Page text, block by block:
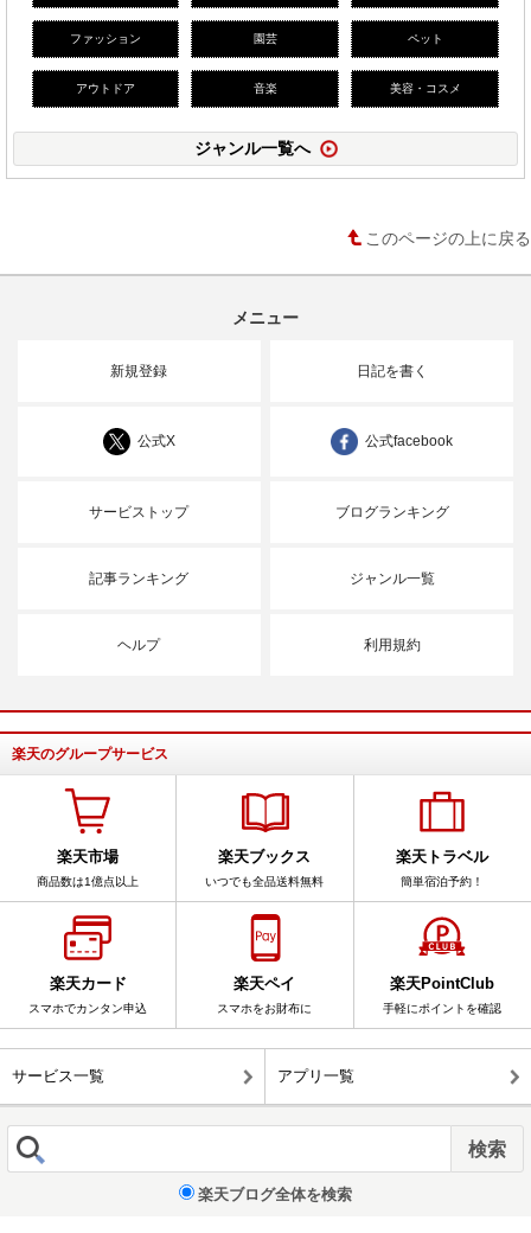
ファッション 園芸 ペット
アウトドア 音楽 美容・コスメ
ジャンル一覧へ
このページの上に戻る
メニュー
新規登録 日記を書く
公式X 公式facebook
サービストップ ブログランキング
記事ランキング ジャンル一覧
ヘルプ 利用規約
楽天のグループサービス
楽天市場
商品数は1億点以上
楽天ブックス
いつでも全品送料無料
楽天トラベル
簡単宿泊予約！
楽天カード
スマホでカンタン申込
楽天ペイ
スマホをお財布に
楽天PointClub
手軽にポイントを確認
サービス一覧 アプリ一覧
楽天ブログ全体を検索